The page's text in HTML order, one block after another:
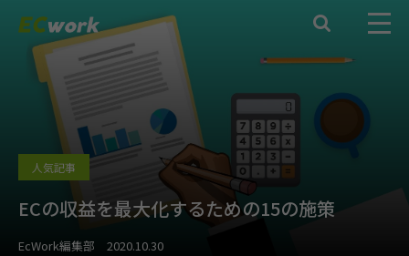

人気記事
ECの収益を最大化するための15の施策
EcWork編集部 2020.10.30